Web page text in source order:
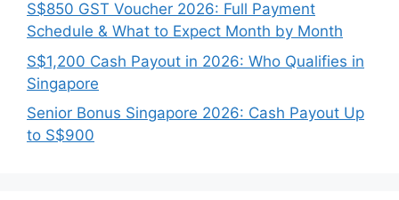
S$850 GST Voucher 2026: Full Payment
Schedule & What to Expect Month by Month
S$1,200 Cash Payout in 2026: Who Qualifies in
Singapore
Senior Bonus Singapore 2026: Cash Payout Up
to S$900